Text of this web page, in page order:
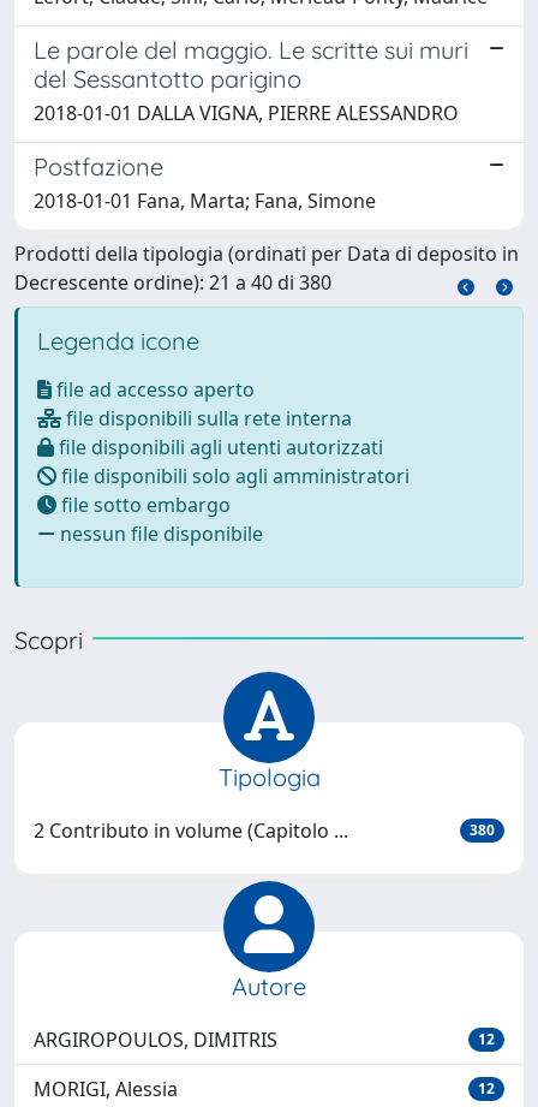
Le parole del maggio. Le scritte sui muri
del Sessantotto parigino
2018-01-01 DALLA VIGNA, PIERRE ALESSANDRO
Postfazione
2018-01-01 Fana, Marta; Fana, Simone
Prodotti della tipologia (ordinati per Data di deposito in
Decrescente ordine): 21 a 40 di 380
Legenda icone
file ad accesso aperto
file disponibili sulla rete interna
file disponibili agli utenti autorizzati
file disponibili solo agli amministratori
file sotto embargo
nessun file disponibile
Scopri
Tipologia
2 Contributo in volume (Capitolo ... 380
Autore
ARGIROPOULOS, DIMITRIS 12
MORIGI, Alessia 12